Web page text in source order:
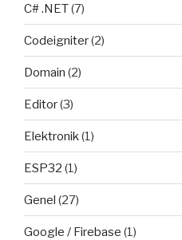
C# .NET(7)
Codeigniter(2)
Domain (2)
Editor(3)
Elektronik(1)
ESP32 (1)
Genel (27)
Google / Firebase (1)